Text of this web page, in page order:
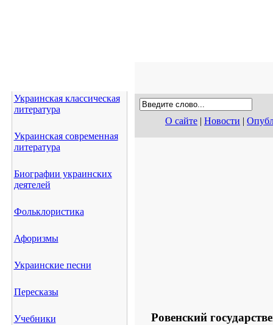
Украинская классическая
литература
Украинская современная
литература
Биографии украинских
деятелей
Фольклористика
Афоризмы
Украинские песни
Пересказы
Учебники
О сайте | Новости |
Ровенский